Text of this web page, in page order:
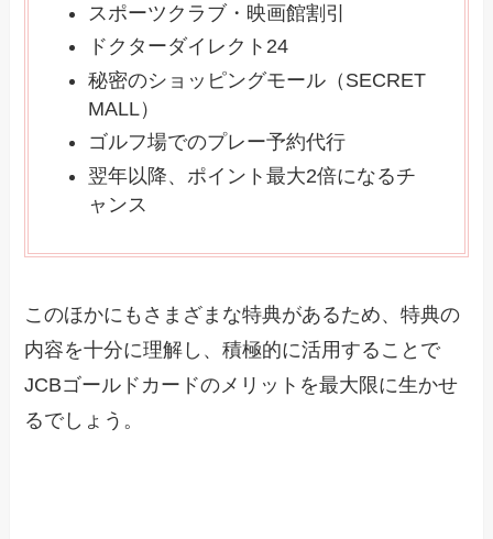
スポーツクラブ・映画館割引
ドクターダイレクト24
秘密のショッピングモール（SECRET
MALL）
ゴルフ場でのプレー予約代行
翌年以降、ポイント最大2倍になるチ
ャンス
このほかにもさまざまな特典があるため、特典の
内容を十分に理解し、積極的に活用することで
JCBゴールドカードのメリットを最大限に生かせ
るでしょう。